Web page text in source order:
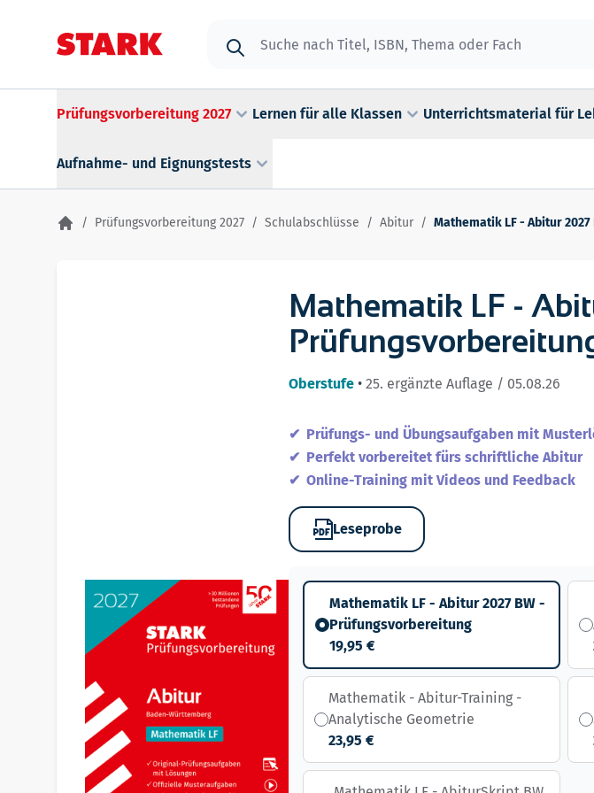
Prüfungsvorbereitung 2027 Lernen für alle Klassen Unterrichtsmaterial für
Aufnahme- und Eignungstests
/ Prüfungsvorbereitung 2027 / Schulabschlüsse / Abitur / Mathematik LF - Abitur
Mathematik LF -
Oberstufe •25. ergänzte Auflage / 05.08.26
Prüfungs- und Übungsaufgaben mit
Perfekt vorbereitet fürs schriftliche Abitur
Online-Training mit Videos und Feedback
Leseprobe
Mathematik LF - Abitur 2027 BW -
Prüfungsvorbereitung
19,95 €
Mathematik - Abitur-Training -
Analytische Geometrie
23,95 €